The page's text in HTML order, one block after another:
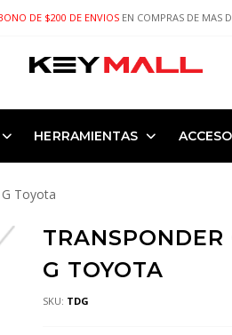
DE $200 DE ENVIOS EN COMPRAS DE MAS
HERRAMIENTAS
G Toyota
G TOYOTA
SKU: TDG